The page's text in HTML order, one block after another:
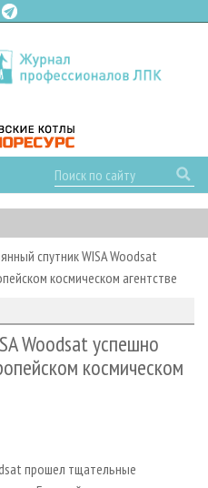
ПЛИТ
спутник WISA Woodsat
космическом агентстве
Woodsat успешно
космическом
прошел тщательные